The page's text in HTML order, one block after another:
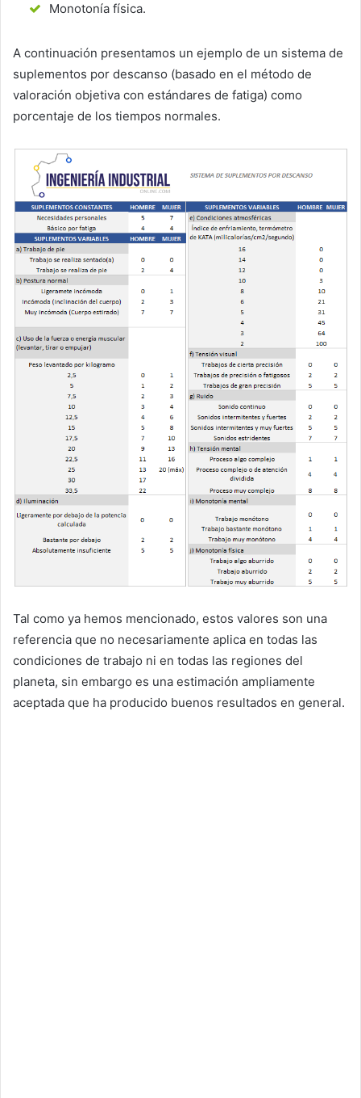
Monotonía física.
A continuación presentamos un ejemplo de un sistema de
suplementos por descanso (basado en el método de
valoración objetiva con estándares de fatiga) como
porcentaje de los tiempos normales.
Tal como ya hemos mencionado, estos valores son una
referencia que no necesariamente aplica en todas las
condiciones de trabajo ni en todas las regiones del
planeta, sin embargo es una estimación ampliamente
aceptada que ha producido buenos resultados en general.